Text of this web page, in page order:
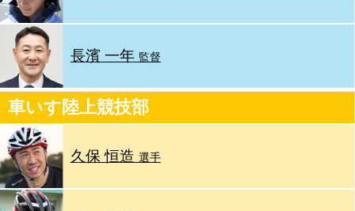
長濱 一年 監督
車いす陸上競技部
久保 恒造 選手